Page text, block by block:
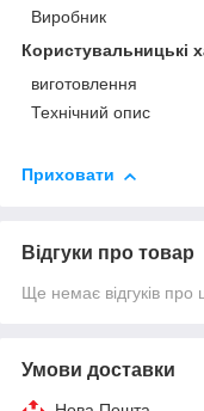
Виробник
Користувальницькі
виготовлення
Технічний опис
Приховати
Відгуки про товар
Ще немає відгуків про
Умови доставки